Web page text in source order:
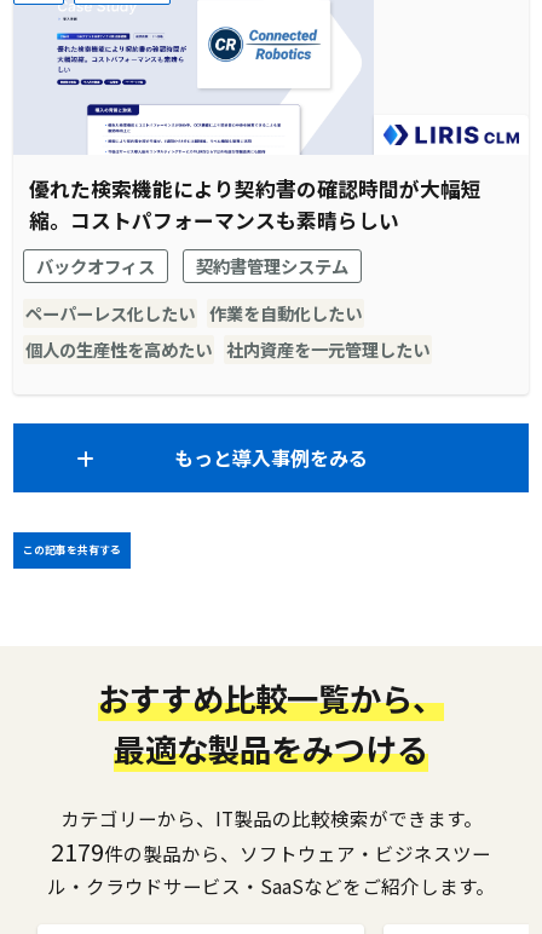
優れた検索機能により契約書の確認時間が大幅短
縮。コストパフォーマンスも素晴らしい
バックオフィス
契約書管理システム
ペーパーレス化したい 作業を自動化したい
個人の生産性を高めたい 社内資産を一元管理したい
もっと導入事例をみる
この記事を共有する
おすすめ比較一覧から、
最適な製品をみつける
カテゴリーから、IT製品の比較検索ができます。
2179件の製品から、ソフトウェア・ビジネスツー
ル・クラウドサービス・SaaSなどをご紹介します。